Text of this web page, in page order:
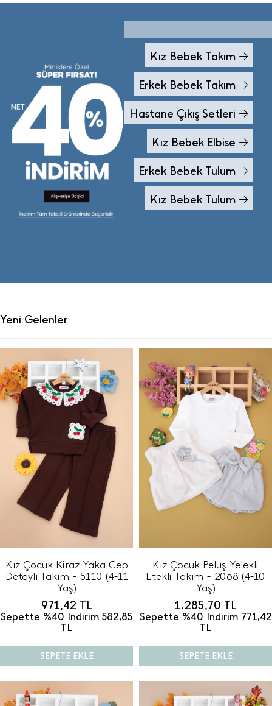
Kız Bebek Takım
Erkek Bebek Takım
Hastane Çıkış Setleri
Kız Bebek Elbise
Erkek Bebek Tulum
Kız Bebek Tulum
Yeni Gelenler
Kız Çocuk Kiraz Yaka Cep
Detaylı Takım - 5110 (4-11
Yaş)
971,42 TL
Sepette %40 İndirim 582,85
TL
SEPETE EKLE
Kız Çocuk Peluş Yelekli
Etekli Takım - 2068 (4-10
Yaş)
1.285,70 TL
Sepette %40 İndirim 771,42
TL
SEPETE EKLE